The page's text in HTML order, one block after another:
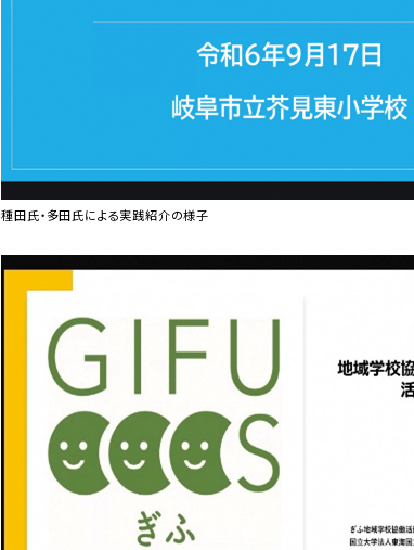
種田氏・多田氏による実践紹介の様子